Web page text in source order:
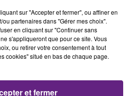
et ses
éviter les fuites
sur "Accepter et fermer", ou affiner en
partenaires dans "Gérer mes choix".
en cliquant sur "Continuer sans
s'appliqueront que pour ce site. Vous
ou retirer votre consentement à tout
cookies" situé en bas de chaque page.
et fermer